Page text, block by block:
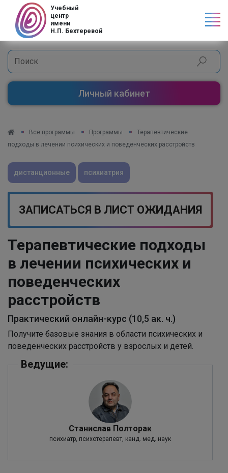
Учебный
центр
имени
Н.П. Бехтеревой
Личный кабинет
Все программы Программы
Терапевтические
подходы в лечении психических и поведенческих расстройств
дистанционные психиатрия
ЗАПИСАТЬСЯ В ЛИСТ ОЖИДАНИЯ
Терапевтические подходы
в лечении психических и
поведенческих
расстройств
Практический онлайн-курс (10,5 ак. ч.)
Получите базовые знания в области психических и
поведенческих расстройств у взрослых и детей.
Ведущие:
Станислав Полторак
психиатр, психотерапевт, канд. мед. наук
Код страны